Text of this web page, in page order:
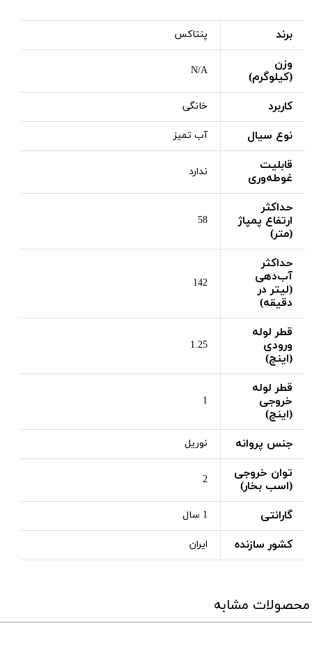
برند پنتاکس
وزن
(کیلوگرم)
N/A
کاربرد خانگی
نوع سیال آب تمیز
قابلیت
غوطه‌وری
ندارد
حداکثر
ارتفاع پمپاژ
(متر)
58
حداکثر
آب‌دهی
(لیتر در
دقیقه)
142
قطر لوله
ورودی
(اینچ)
1.25
قطر لوله
خروجی
(اینچ)
1
جنس پروانه نوریل
توان خروجی
(اسب بخار)
2
گارانتی 1 سال
کشور سازنده ایران
محصولات مشابه